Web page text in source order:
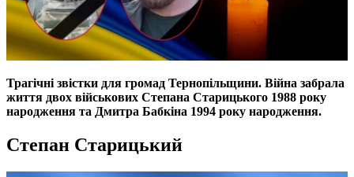
Трагічні звістки для громад Тернопільщини. Війна забрала
життя двох військових Степана Старицького 1988 року
народження та Дмитра Бабкіна 1994 року народження.
Степан Старицький